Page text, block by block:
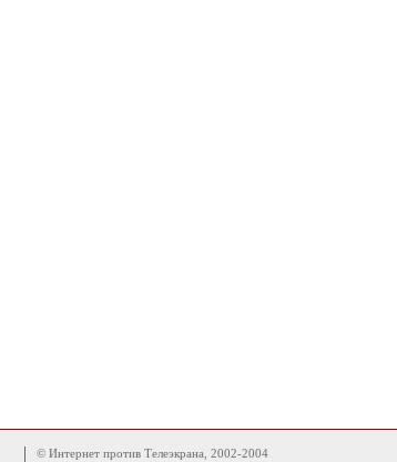
© Интернет против Телеэкрана, 2002-2004